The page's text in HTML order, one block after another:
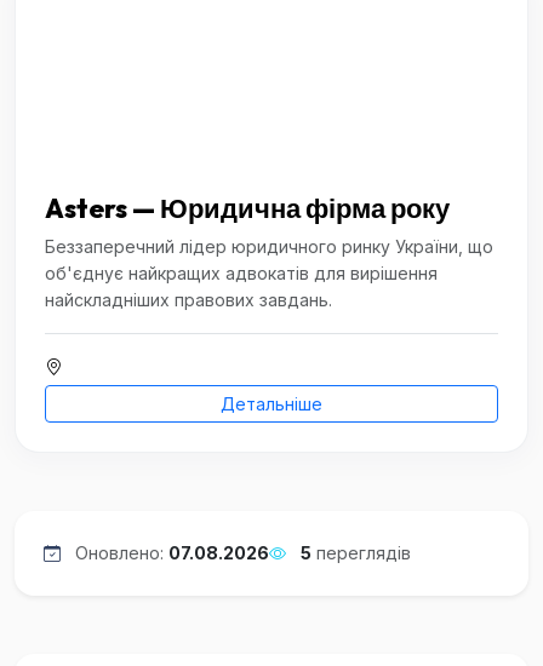
Asters — Юридична фірма року
Беззаперечний лідер юридичного ринку України, що
об'єднує найкращих адвокатів для вирішення
найскладніших правових завдань.
Детальніше
Оновлено: 07.08.2026 5 переглядів